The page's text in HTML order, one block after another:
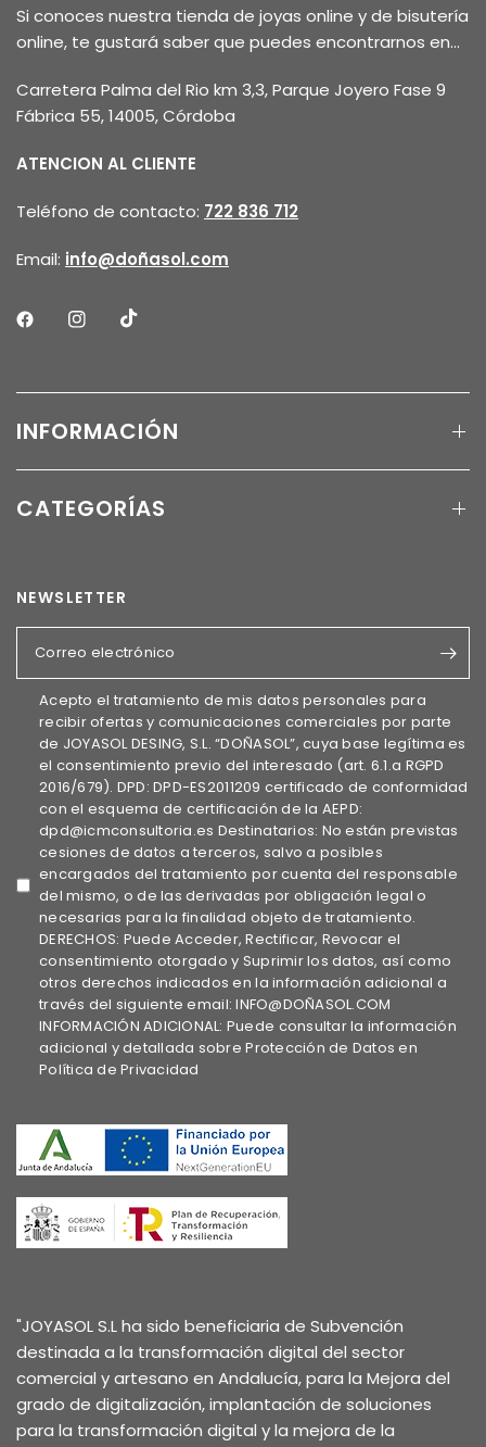
Si conoces nuestra tienda de joyas online y de bisutería
online, te gustará saber que puedes encontrarnos en...
Carretera Palma del Rio km 3,3, Parque Joyero Fase 9
Fábrica 55, 14005, Córdoba
ATENCION AL CLIENTE
Teléfono de contacto: 722 836 712
Email: info@doñasol.com
INFORMACIÓN
CATEGORÍAS
NEWSLETTER
Correo electrónico
Acepto el tratamiento de mis datos personales para
recibir ofertas y comunicaciones comerciales por parte
de JOYASOL DESING, S.L. “DOÑASOL”, cuya base legítima es
el consentimiento previo del interesado (art. 6.1.a RGPD
2016/679). DPD: DPD-ES2011209 certificado de conformidad
con el esquema de certificación de la AEPD:
dpd@icmconsultoria.es Destinatarios: No están previstas
cesiones de datos a terceros, salvo a posibles
encargados del tratamiento por cuenta del responsable
del mismo, o de las derivadas por obligación legal o
necesarias para la finalidad objeto de tratamiento.
DERECHOS: Puede Acceder, Rectificar, Revocar el
consentimiento otorgado y Suprimir los datos, así como
otros derechos indicados en la información adicional a
través del siguiente email: INFO@DOÑASOL.COM
INFORMACIÓN ADICIONAL: Puede consultar la información
adicional y detallada sobre Protección de Datos en
Política de Privacidad
"JOYASOL S.L ha sido beneficiaria de Subvención
destinada a la transformación digital del sector
comercial y artesano en Andalucía, para la Mejora del
grado de digitalización, implantación de soluciones
para la transformación digital y la mejora de la